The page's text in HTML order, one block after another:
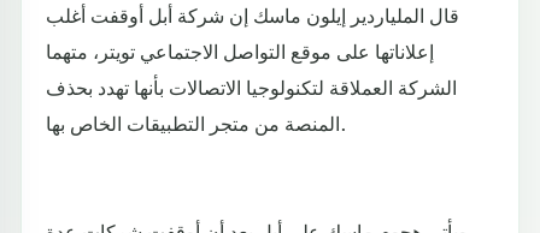
قال الملياردير إيلون ماسك إن شركة أبل أوقفت أغلب
إعلاناتها على موقع التواصل الاجتماعي تويتر، متهما
الشركة العملاقة لتكنولوجيا الاتصالات بأنها تهدد بحذف
المنصة من متجر التطبيقات الخاص بها.